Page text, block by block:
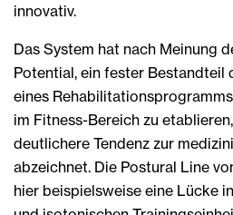
innovativ.
Das System hat nach Meinung
Potential, ein fester Bestandteil
eines
im Fitness-Bereich zu
deutlichere Tendenz zur
abzeichnet. Die Postural Line
hier beispielsweise eine Lücke